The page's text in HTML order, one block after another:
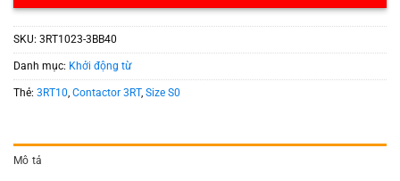
SKU: 3RT1023-3BB40
Danh mục: Khởi động từ
Thẻ: 3RT10, Contactor 3RT, Size S0
Mô tả